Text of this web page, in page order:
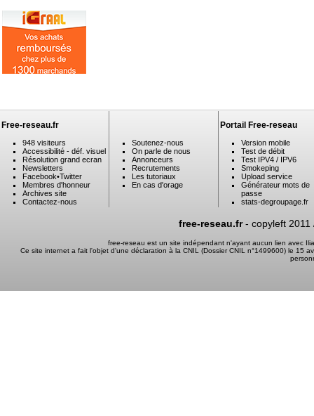
Free-reseau.fr
948 visiteurs
Accessibilité - déf. visuel
Résolution grand ecran
Newsletters
Facebook•Twitter
Membres d'honneur
Archives site
Contactez-nous
Soutenez-nous
On parle de nous
Annonceurs
Recrutements
Les tutoriaux
En cas d'orage
Portail Free-reseau
Version mobile
Test de débit
Test IPV4 / IPV6
Smokeping
Upload service
Générateur mots de
passe
stats-degroupage.fr
free-reseau.fr- copyleft 2011
free-reseau est un site indépendant n'ayant aucun lien avec
Ce site internet a fait l'objet d'une déclaration à la CNIL (Dossier CNIL n°1499600) le 15